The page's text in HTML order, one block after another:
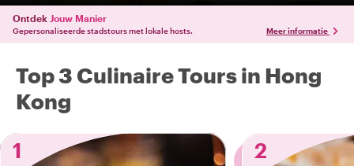
Ontdek Jouw Manier
Gepersonaliseerde stadstours met lokale hosts. Meer informatie
Top 3 Culinaire Tours in Hong
Kong
1
2